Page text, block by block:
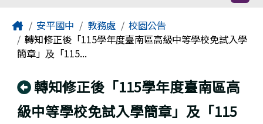
Home安平國中 教務處
校園公告
轉知修正後「115學年度臺南區高級中等學校免試入學
簡章」及「115...
回上頁
轉知修正後「115學年度臺南區高
級中等學校免試入學簡章」及「115